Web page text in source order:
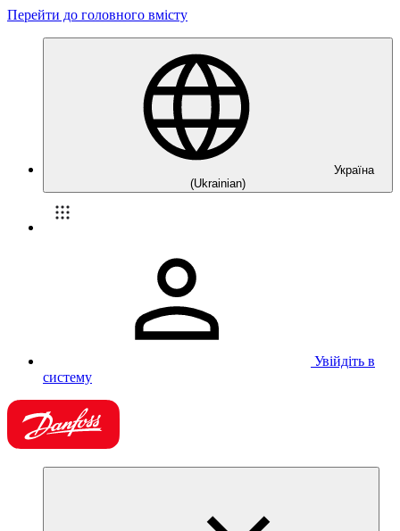
Перейти до головного вмісту
Україна
(Ukrainian)
Увійдіть в
систему